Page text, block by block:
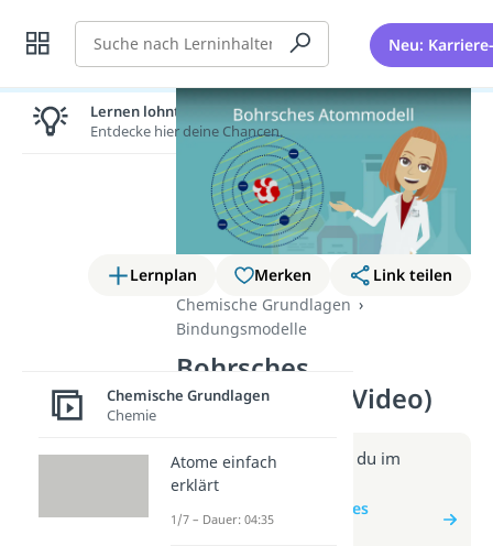
Suche Neu:
Lernplan Merken
Link teilen
Chemische Grundlagen
Bindungsmodelle
Bohrsches
Atommodell (Video)
Weitere Infos erhältst du im
Beitrag zum Video
zum Beitrag: Bohrsches
Atommodell
Lernen lohnt sich!
Entdecke hier deine Chancen.
Chemische Grundlagen
Chemie
Atome einfach
erklärt
1/7 – Dauer: 04:35